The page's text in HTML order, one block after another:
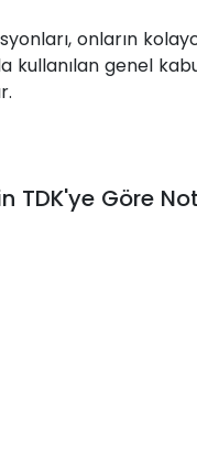
onların
kullanılan genel
TDK'ye Göre